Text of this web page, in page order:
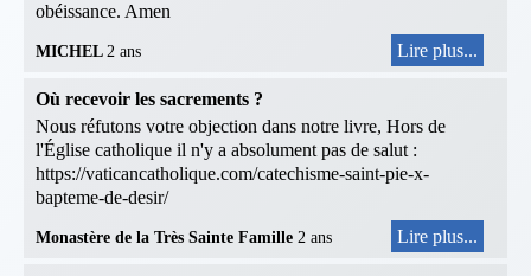
obéissance. Amen
MICHEL 2 ans Lire plus...
Où recevoir les sacrements ?
Nous réfutons votre objection dans notre livre, Hors de
l'Église catholique il n'y a absolument pas de salut :
https://vaticancatholique.com/catechisme-saint-pie-x-
bapteme-de-desir/
Monastère de la Très Sainte Famille 2 ans Lire plus...